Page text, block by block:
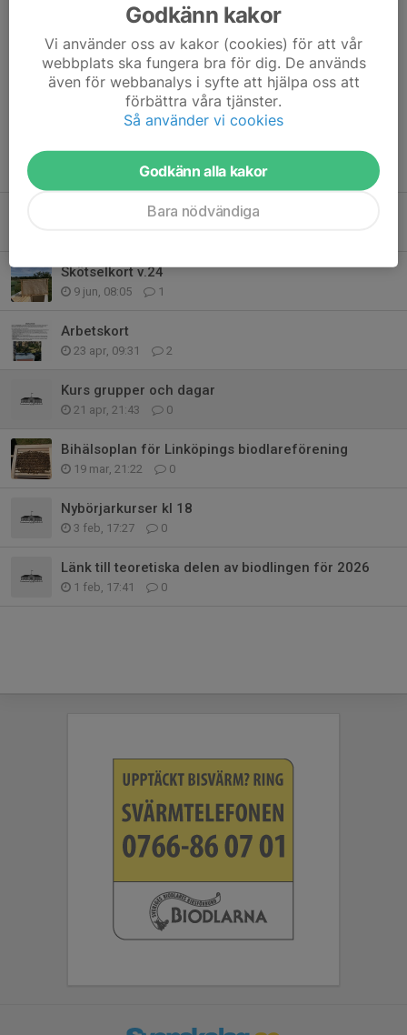
Handledare Lars
Dela nyhet
Tidigare nyheter
Skötselkort Sommar
Skötselkort v.24
9 jun, 08:05 1
Arbetskort
23 apr, 09:31 2
Kurs grupper och dagar
21 apr, 21:43 0
Bihälsoplan för Linköpings biodlareförening
19 mar, 21:22 0
Nybörjarkurser kl 18
3 feb, 17:27 0
Länk till teoretiska delen av biodlingen för 2026
1 feb, 17:41 0
Godkänn kakor
Vi använder oss av kakor (cookies) för att vår
webbplats ska fungera bra för dig. De används
även för webbanalys i syfte att hjälpa oss att
förbättra våra tjänster.
Så använder vi cookies
Godkänn alla kakor
Bara nödvändiga